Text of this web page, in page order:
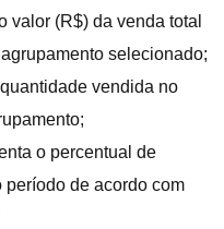
valor (R$) da venda total
selecionado;
vendida no
o percentual de
período de acordo com